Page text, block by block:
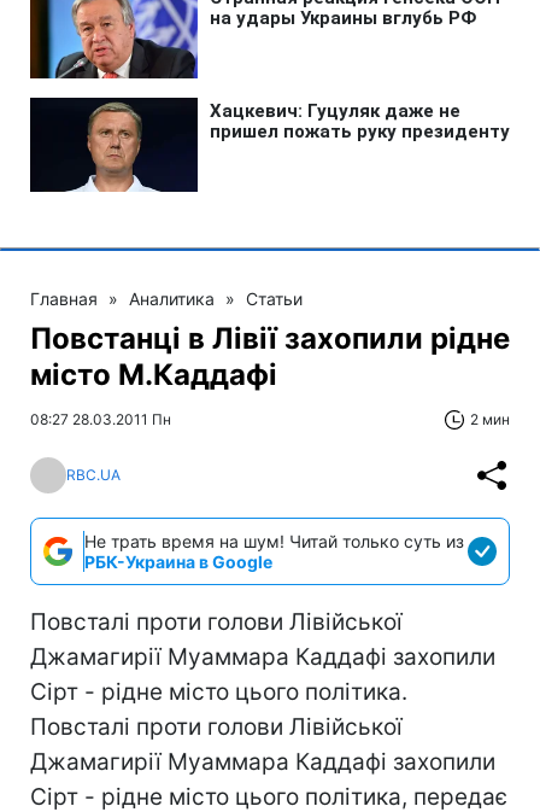
Главная » Аналитика » Статьи
Повстанці в Лівії захопили рідне
місто М.Каддафі
08:27 28.03.2011 Пн 2 мин
RBC.UA
Не трать время на шум! Читай только суть из
РБК-Украина в Google
Повсталі проти голови Лівійської
Джамагирії Муаммара Каддафі захопили
Сірт - рідне місто цього політика.
Повсталі проти голови Лівійської
Джамагирії Муаммара Каддафі захопили
Сірт - рідне місто цього політика, передає